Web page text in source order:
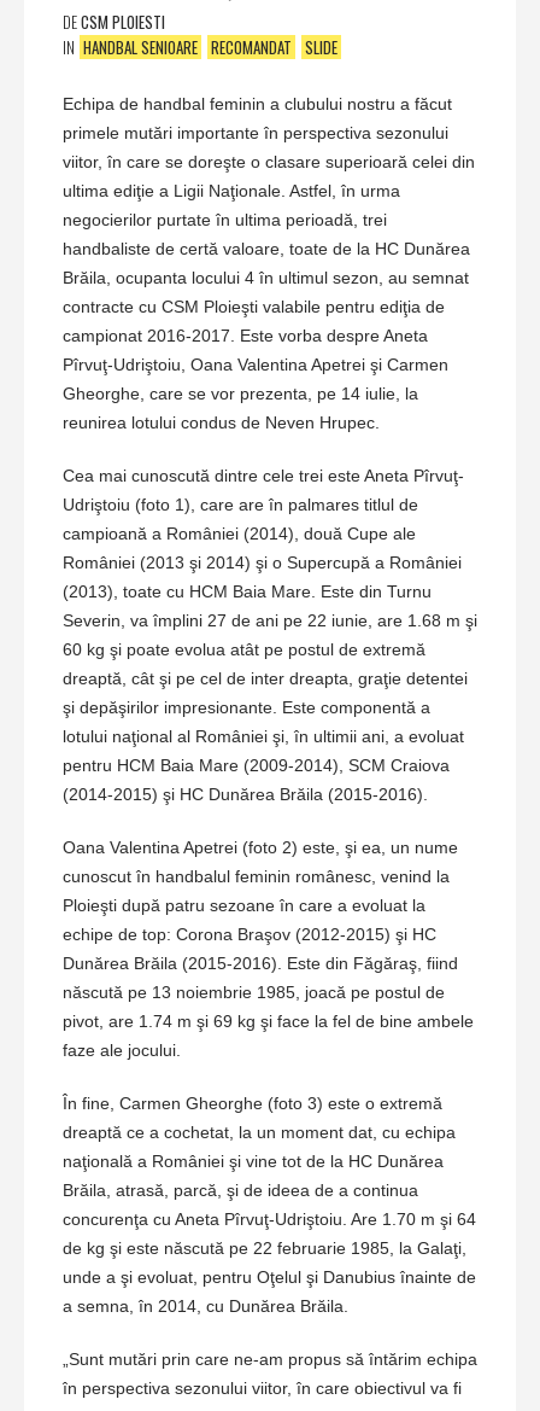
DECSM PLOIESTI
IN HANDBAL SENIOARE RECOMANDAT SLIDE
Echipa de handbal feminin a clubului nostru a făcut
primele mutări importante în perspectiva sezonului
viitor, în care se doreşte o clasare superioară celei din
ultima ediţie a Ligii Naţionale. Astfel, în urma
negocierilor purtate în ultima perioadă, trei
handbaliste de certă valoare, toate de la HC Dunărea
Brăila, ocupanta locului 4 în ultimul sezon, au semnat
contracte cu CSM Ploieşti valabile pentru ediţia de
campionat 2016-2017. Este vorba despre Aneta
Pîrvuţ-Udriştoiu, Oana Valentina Apetrei şi Carmen
Gheorghe, care se vor prezenta, pe 14 iulie, la
reunirea lotului condus de Neven Hrupec.
Cea mai cunoscută dintre cele trei este Aneta Pîrvuţ-
Udriştoiu (foto 1), care are în palmares titlul de
campioană a României (2014), două Cupe ale
României (2013 şi 2014) şi o Supercupă a României
(2013), toate cu HCM Baia Mare. Este din Turnu
Severin, va împlini 27 de ani pe 22 iunie, are 1.68 m şi
60 kg şi poate evolua atât pe postul de extremă
dreaptă, cât şi pe cel de inter dreapta, graţie detentei
şi depăşirilor impresionante. Este componentă a
lotului naţional al României şi, în ultimii ani, a evoluat
pentru HCM Baia Mare (2009-2014), SCM Craiova
(2014-2015) şi HC Dunărea Brăila (2015-2016).
Oana Valentina Apetrei (foto 2) este, şi ea, un nume
cunoscut în handbalul feminin românesc, venind la
Ploieşti după patru sezoane în care a evoluat la
echipe de top: Corona Braşov (2012-2015) şi HC
Dunărea Brăila (2015-2016). Este din Făgăraş, fiind
născută pe 13 noiembrie 1985, joacă pe postul de
pivot, are 1.74 m şi 69 kg şi face la fel de bine ambele
faze ale jocului.
În fine, Carmen Gheorghe (foto 3) este o extremă
dreaptă ce a cochetat, la un moment dat, cu echipa
naţională a României şi vine tot de la HC Dunărea
Brăila, atrasă, parcă, şi de ideea de a continua
concurenţa cu Aneta Pîrvuţ-Udriştoiu. Are 1.70 m şi 64
de kg şi este născută pe 22 februarie 1985, la Galaţi,
unde a şi evoluat, pentru Oţelul şi Danubius înainte de
a semna, în 2014, cu Dunărea Brăila.
„Sunt mutări prin care ne-am propus să întărim echipa
în perspectiva sezonului viitor, în care obiectivul va fi